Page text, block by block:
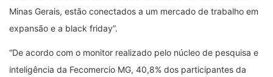
Minas Gerais, estão conectados a um mercado de trabalho em
expansão e a black friday”.
“De acordo com o monitor realizado pelo núcleo de pesquisa e
inteligência da Fecomercio MG, 40,8% dos participantes da